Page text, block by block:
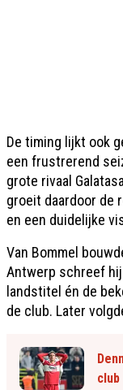
De timing lijkt ook
een frustrerend
grote rivaal
groeit daardoor de
en een duidelijke
Van Bommel
Antwerp schreef
landstitel én de
de club. Later
club